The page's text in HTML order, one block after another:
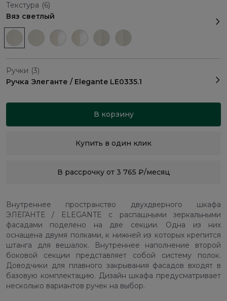
Текстура (6)
Вяз светлый
Ручки (3)
Ручка Элеганте / Elegante LE0335.1
В корзину
Купить в один клик
В рассрочку от 3 765 ₽/месяц
Внутреннее пространство двухдверного шкафа
ЭЛЕГАНТЕ / ELEGANTE с распашными зеркальными
фасадами поделено на две секции. Одна из них
оснащена двумя полками, к нижней из которых крепится
штанга для вешалок. Внутреннее наполнение второй
боковой секции представляет собой систему полок.
Доводчики для плавного закрывания фасадов входят в
базовую комплектацию. Дизайн шкафа предусматривает
несколько вариантов ручек на выбор.